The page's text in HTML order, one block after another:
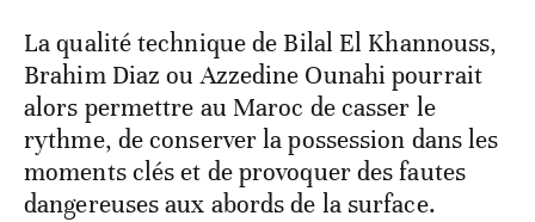
La qualité technique de Bilal El Khannouss,
Brahim Diaz ou Azzedine Ounahi pourrait
alors permettre au Maroc de casser le
rythme, de conserver la possession dans les
moments clés et de provoquer des fautes
dangereuses aux abords de la surface.